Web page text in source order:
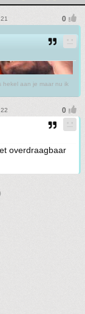
hekel aan je maar nu ik
overdraagbaar